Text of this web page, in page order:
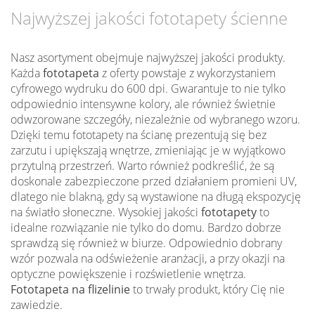
Najwyższej jakości fototapety ścienne
Nasz asortyment obejmuje najwyższej jakości produkty.
Każdafototapeta z oferty powstaje z wykorzystaniem
cyfrowego wydruku do 600 dpi. Gwarantuje to nie tylko
odpowiednio intensywne kolory, ale również świetnie
odwzorowane szczegóły, niezależnie od wybranego wzoru.
Dzięki temu fototapety na ścianę prezentują się bez
zarzutu i upiększają wnętrze, zmieniając je w wyjątkowo
przytulną przestrzeń. Warto również podkreślić, że są
doskonale zabezpieczone przed działaniem promieni UV,
dlatego nie blakną, gdy są wystawione na długą ekspozycję
na światło słoneczne. Wysokiej jakości fototapetyto
idealne rozwiązanie nie tylko do domu. Bardzo dobrze
sprawdzą się również w biurze. Odpowiednio dobrany
wzór pozwala na odświeżenie aranżacji, a przy okazji na
optyczne powiększenie i rozświetlenie wnętrza.
Fototapeta na flizelinieto trwały produkt, który Cię nie
zawiedzie.